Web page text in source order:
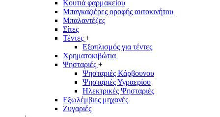
Κουτιά φαρμακείου
Μπαγκαζιέρες οροφής αυτοκινήτου
Μπαλαντέζες
Σίτες
Τέντες +
Εξοπλισμός για τέντες
Χρηματοκιβώτια
Ψησταριές +
Ψησταριές Κάρβουνου
Ψησταριές Υγραερίου
Ηλεκτρικές Ψησταριές
Εξωλέμβιες μηχανές
Ζυγαριές